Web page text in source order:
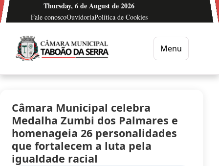
Ir para o conteúdoThursday, 6 de August de 2026
Fale conoscoOuvidoriaPolítica de Cookies
Câmara Municipal de Taboão da Serra
Menu
Câmara Municipal celebra
Medalha Zumbi dos Palmares e
homenageia 26 personalidades
que fortalecem a luta pela
igualdade racial